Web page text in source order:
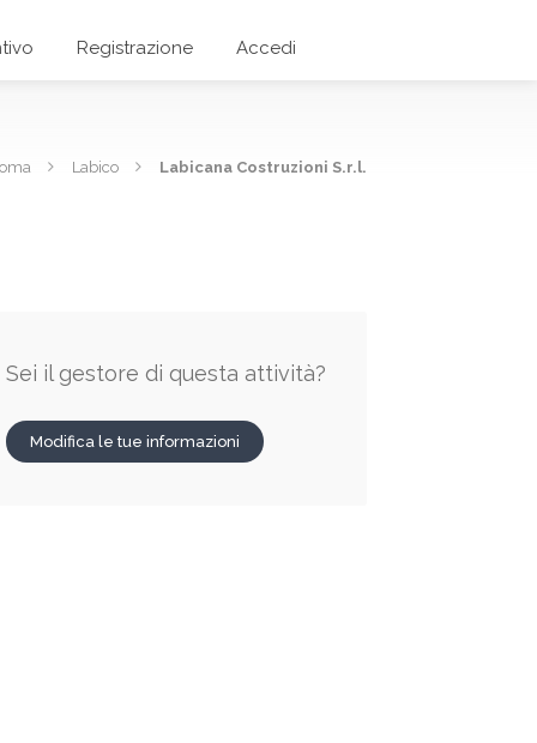
Registrazione Accedi
Labico Labicana Costruzioni S.r.l.
Sei il gestore di questa attività?
Modifica le tue informazioni